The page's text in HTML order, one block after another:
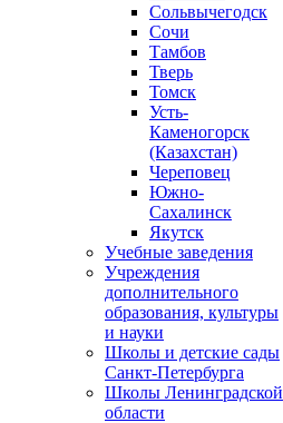
Сольвычегодск
Сочи
Тамбов
Тверь
Томск
Усть-
Каменогорск
(Казахстан)
Череповец
Южно-
Сахалинск
Якутск
Учебные заведения
Учреждения
дополнительного
образования, культуры
и науки
Школы и детские сады
Санкт-Петербурга
Школы Ленинградской
области